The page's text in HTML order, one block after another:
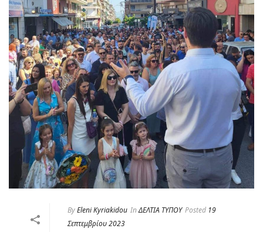
ByEleni Kyriakidou InΔΕΛΤΙΑ ΤΥΠΟΥ Posted 19
Σεπτεμβρίου 2023